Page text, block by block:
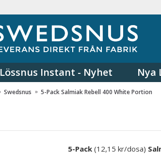
Lössnus Instant - Nyhet Nya
Swedsnus 5-Pack Salmiak Rebell 400 White Portion
5-Pack (12,15 kr/dosa)